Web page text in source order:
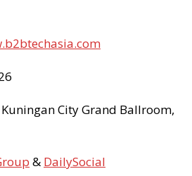
Kuningan City Grand Ballroom,
& DailySocial